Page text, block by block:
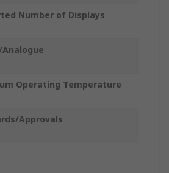
Number of Displays
Operating Temperature
Approvals